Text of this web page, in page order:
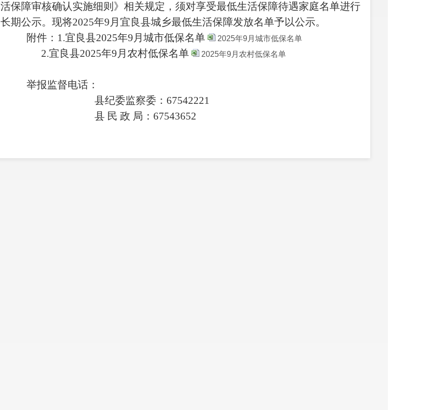
活保障审核确认实施细则》 相关规定，须对享受最低生活保障待遇家庭名单进行
长期公示。 现将2025年9月宜良县城乡最低生活保障发放名单予以公示。
附件 ： 1.宜良县2025年9月 城市低保名单 2025年9月城市低保名单
2.宜良县2025年9月 农村低保名单 2025年9月农村低保名单
举报监督电话：
县纪委监察委： 67542221
县 民 政 局： 67543652